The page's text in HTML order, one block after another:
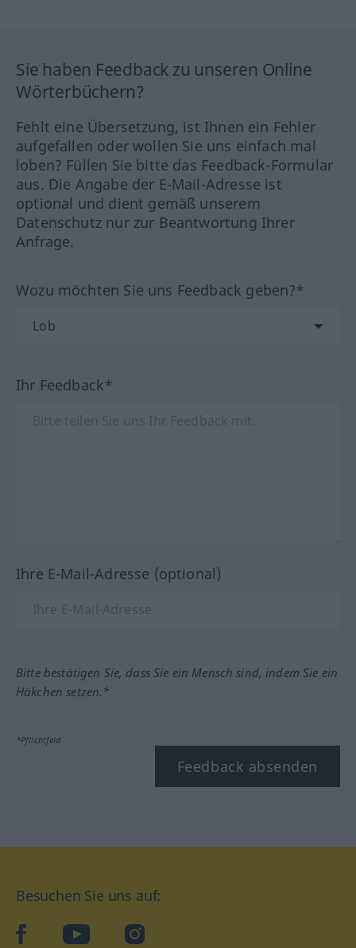
Sie haben Feedback zu unseren Online
Wörterbüchern?
Fehlt eine Übersetzung, ist Ihnen ein Fehler
aufgefallen oder wollen Sie uns einfach mal
loben? Füllen Sie bitte das Feedback-Formular
aus. Die Angabe der E-Mail-Adresse ist
optional und dient gemäß unserem
Datenschutz nur zur Beantwortung Ihrer
Anfrage.
Wozu möchten Sie uns Feedback geben?*
Ihr Feedback*
Ihre E-Mail-Adresse (optional)
Bitte bestätigen Sie, dass Sie ein Mensch sind, indem Sie ein
Häkchen setzen.*
*Pflichtfeld
Feedback absenden
Besuchen Sie uns auf:
facebookYouTube Instagram